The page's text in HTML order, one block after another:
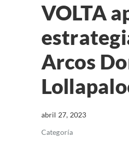
VOLTA
Arcos
abril 27, 2023
Categoría